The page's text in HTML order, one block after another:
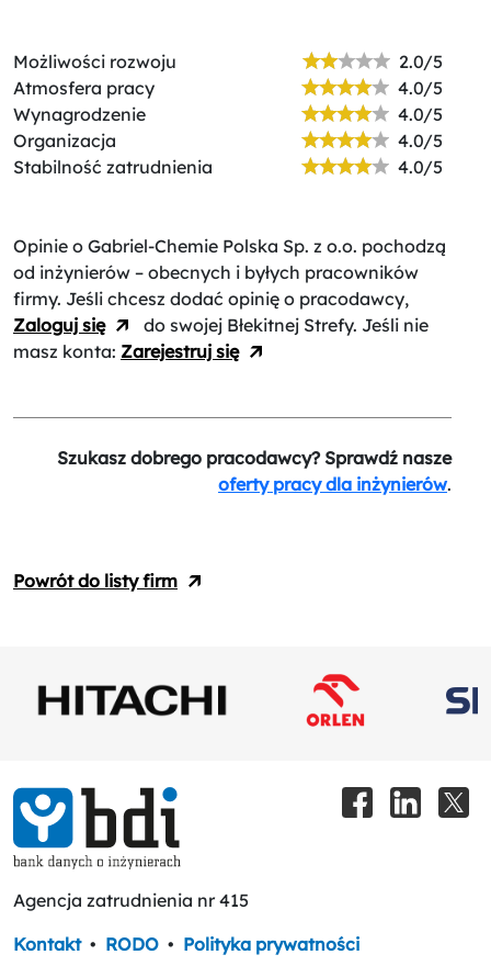
Możliwości rozwoju
2.0/5
Atmosfera pracy
4.0/5
Wynagrodzenie
4.0/5
Organizacja
4.0/5
Stabilność zatrudnienia
4.0/5
Opinie o Gabriel-Chemie Polska Sp. z o.o. pochodzą
od inżynierów – obecnych i byłych pracowników
firmy. Jeśli chcesz dodać opinię o pracodawcy,
Zaloguj się
do swojej Błekitnej Strefy. Jeśli nie
masz konta: Zarejestruj się
Szukasz dobrego pracodawcy? Sprawdź nasze
oferty pracy dla inżynierów.
Powrót do listy firm
Agencja zatrudnienia nr 415
Kontakt • RODO • Polityka prywatności